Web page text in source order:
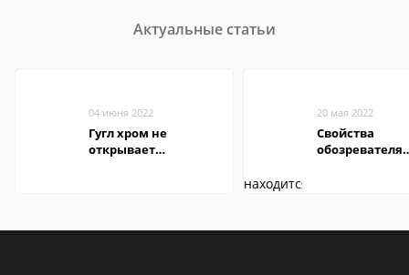
Актуальные статьи
04 июня 2022
Гугл хром не
открывает
20 мая 2022
Свойства
обозревателя